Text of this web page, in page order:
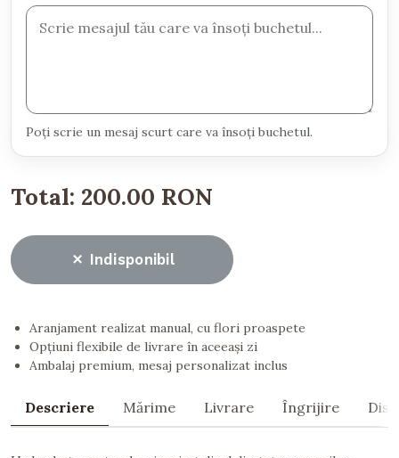
Poți scrie un mesaj scurt care va însoți buchetul.
Total: 200.00 RON
Indisponibil
Aranjament realizat manual, cu flori proaspete
Opțiuni flexibile de livrare în aceeași zi
Ambalaj premium, mesaj personalizat inclus
Descriere Mărime Livrare Îngrijire